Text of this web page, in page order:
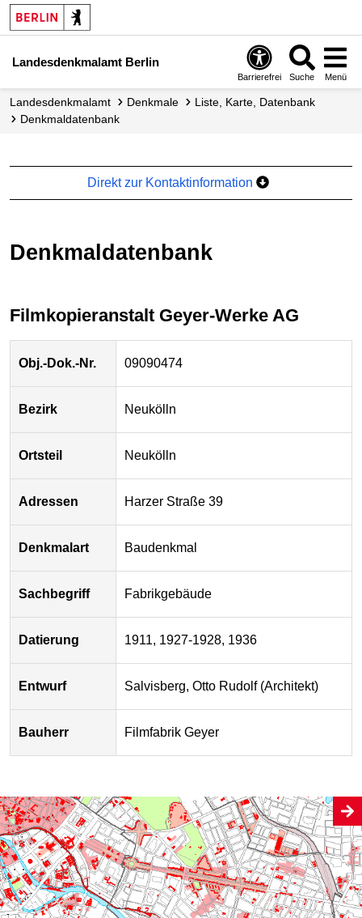
Landesdenkmalamt Berlin
Barrierefrei Suche Menü
Landesdenkmalamt Denkmale
Liste, Karte, Datenbank
Denkmal­datenbank
Direkt zur Kontaktinformation
Denkmaldatenbank
Filmkopieranstalt Geyer-Werke AG
Obj.-Dok.-Nr. 09090474
Bezirk Neukölln
Ortsteil Neukölln
Adressen Harzer Straße 39
Denkmalart Baudenkmal
Sachbegriff Fabrikgebäude
Datierung 1911, 1927-1928, 1936
Entwurf Salvisberg, Otto Rudolf (Architekt)
Bauherr Filmfabrik Geyer